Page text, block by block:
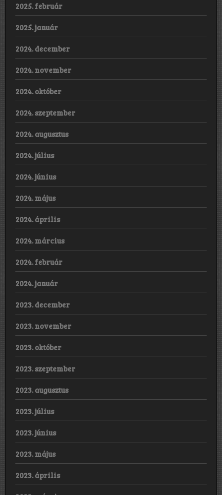
2025. február
2025. január
2024. december
2024. november
2024. október
2024. szeptember
2024. augusztus
2024. július
2024. június
2024. május
2024. április
2024. március
2024. február
2024. január
2023. december
2023. november
2023. október
2023. szeptember
2023. augusztus
2023. július
2023. június
2023. május
2023. április